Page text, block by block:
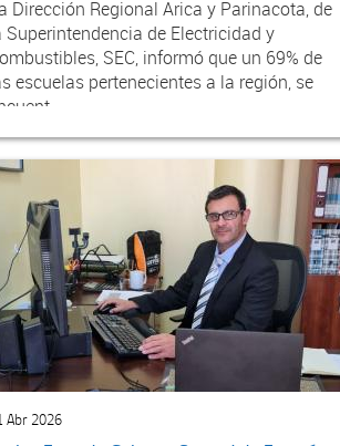
Dirección Regional Arica y Parinacota, de
Superintendencia de Electricidad y
SEC, informó que un 69% de
escuelas pertenecientes a la región, se
Abr 2026